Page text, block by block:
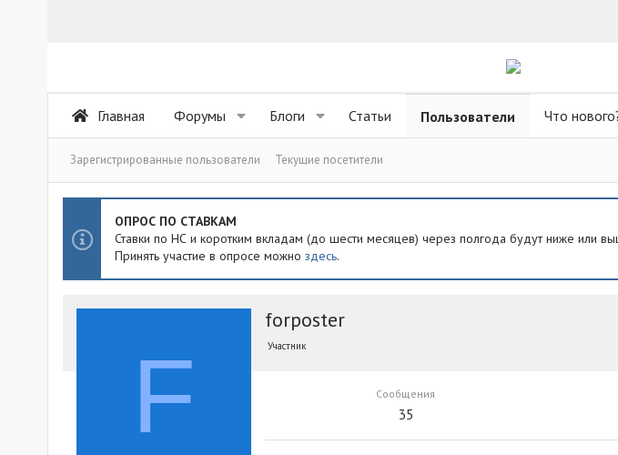
Главная Форумы Блоги Статьи Пользователи Что
Зарегистрированные пользователи Текущие посетители
ОПРОС ПО СТАВКАМ
Ставки по НС и коротким вкладам (до шести месяцев) через полгода будут ниже или
Принять участие в опросе можно здесь.
F
forposter
Участник
Сообщения
35